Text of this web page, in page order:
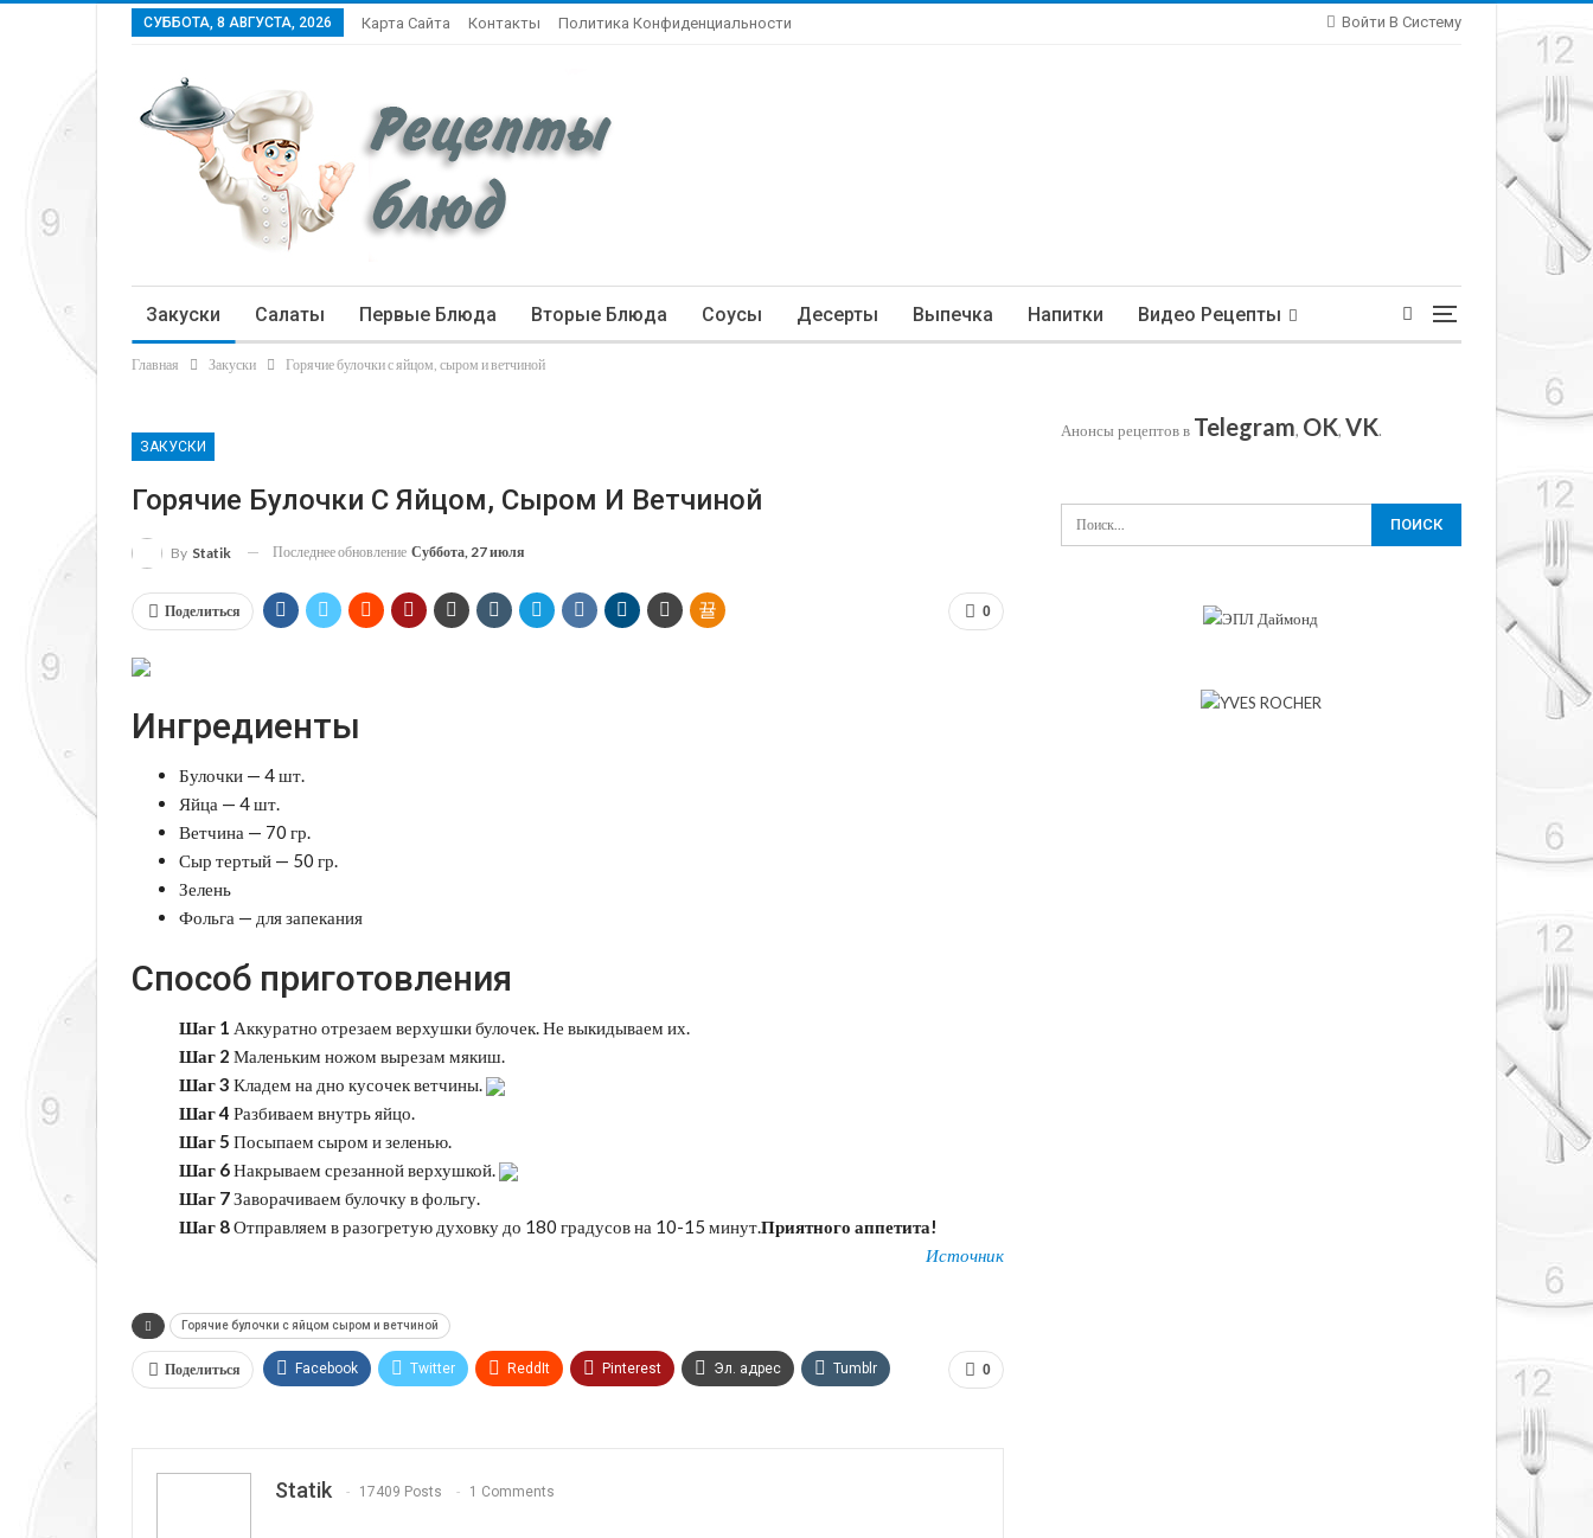
Войти В Систему
СУББОТА, 8 АВГУСТА, 2026 Карта Сайта Контакты Политика Конфиденциальности
Закуски Салаты Первые Блюда Вторые Блюда Соусы Десерты Выпечка Напитки Видео Рецепты
Статьи
Главная Закуски Горячие булочки с яйцом, сыром и ветчиной
ЗАКУСКИ
Горячие Булочки С Яйцом, Сыром И Ветчиной
By Statik Последнее обновление Суббота, 27 июля
0
Поделиться
Ингредиенты
Булочки — 4 шт.
Яйца — 4 шт.
Ветчина — 70 гр.
Сыр тертый — 50 гр.
Зелень
Фольга — для запекания
Способ приготовления
Шаг 1 Аккуратно отрезаем верхушки булочек. Не выкидываем их.
Шаг 2 Маленьким ножом вырезам мякиш.
Шаг 3 Кладем на дно кусочек ветчины.
Шаг 4 Разбиваем внутрь яйцо.
Шаг 5 Посыпаем сыром и зеленью.
Шаг 6Накрываем срезанной верхушкой.
Шаг 7Заворачиваем булочку в фольгу.
Шаг 8Отправляем в разогретую духовку до 180 градусов на 10-15 минут.Приятного аппетита!
Источник
Горячие булочки с яйцом сыром и ветчиной
0
Поделиться Facebook Twitter ReddIt Pinterest Эл. адрес Tumblr
Statik 17409 Posts 1 Comments
Анонсы рецептов в Telegram, OK, VK.